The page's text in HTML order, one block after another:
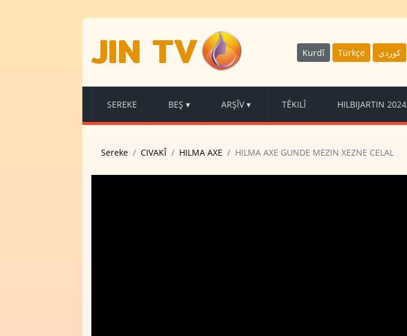
JIN TV Kurdî Türkçe كوردى
SEREKE BEŞ ▾ ARŞÎV ▾ TÊKILÎ HILBIJARTIN 2024
Sereke CIVAKÎ HILMA AXE HILMA AXE GUNDE MEZIN XEZNE CELAL